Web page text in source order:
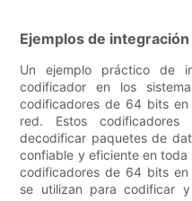
Ejemplos de integración
Un ejemplo práctico de
codificador en los
codificadores de 64 bits
red. Estos
decodificar paquetes de
confiable y eficiente en toda
codificadores de 64 bits en
se utilizan para codificar